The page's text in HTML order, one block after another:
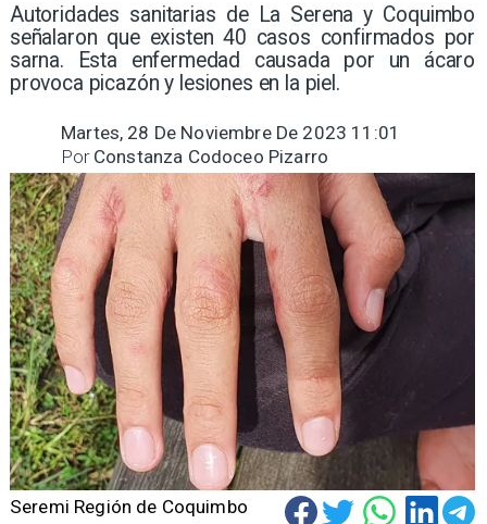
Autoridades sanitarias de La Serena y Coquimbo
señalaron que existen 40 casos confirmados por
sarna. Esta enfermedad causada por un ácaro
provoca picazón y lesiones en la piel.
Martes, 28 De Noviembre De 2023 11:01
Constanza Codoceo Pizarro
Por
Seremi Región de Coquimbo